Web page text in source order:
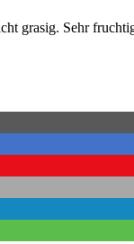
grasig. Sehr